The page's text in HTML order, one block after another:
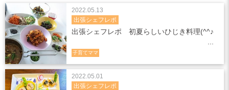
出張シェフレポ 初夏らしいひじき料理(^^♪
出張シェフレポ
2022.05.13
子育てママ
出張シェフレポ
2022.05.01